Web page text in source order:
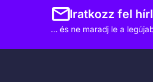
Iratkozz fel
… és ne maradj le a